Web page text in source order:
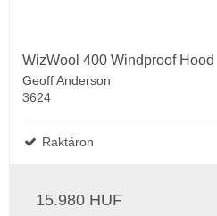
WizWool 400 Windproof Hood
Geoff Anderson
3624
Raktáron
15.980 HUF